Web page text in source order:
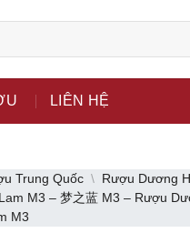
từ những công ty sản
LIÊN HỆ
Trung Quốc \ Rượu Dương
M3 – 梦之蓝 M3 – Rượu
M3